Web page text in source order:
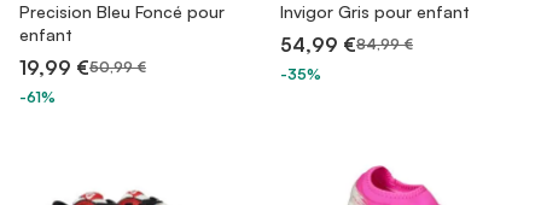
Precision Bleu Foncé pour
enfant
19,99 €50,99 €
-61%
Invigor Gris pour enfant
54,99 €84,99 €
-35%